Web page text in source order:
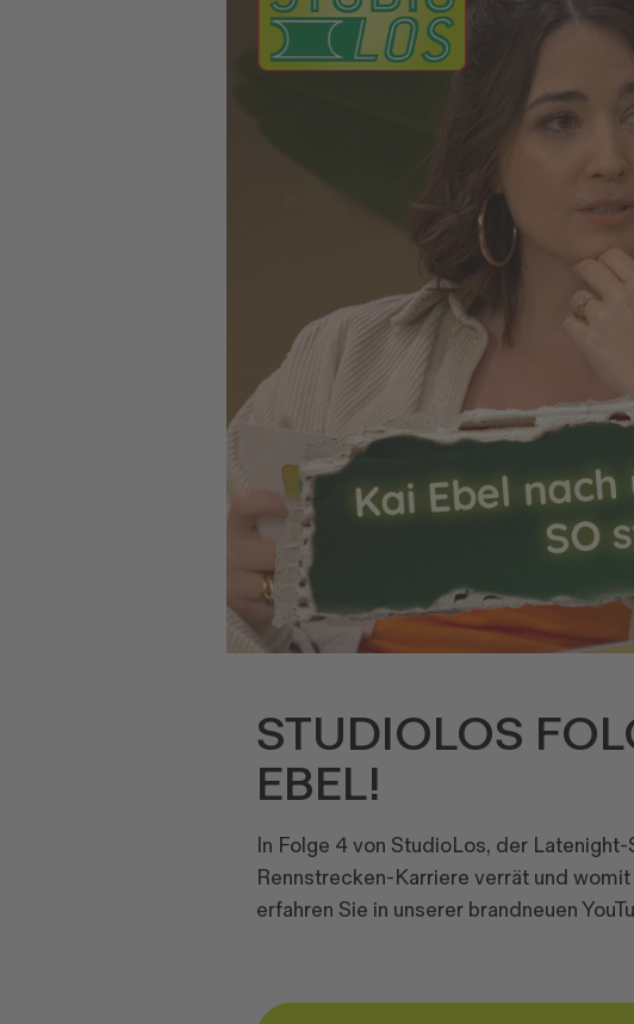
STUDIOLOS
EBEL!
In Folge 4 von StudioLos, der
Rennstrecken-Karriere verrät und
erfahren Sie in unserer brandneuen